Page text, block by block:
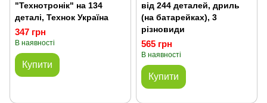
"Технотронік" на 134
деталі, Технок Україна
347 грн
В наявності
Купити
від 244 деталей, дриль
(на батарейках), 3
різновиди
565 грн
В наявності
Купити